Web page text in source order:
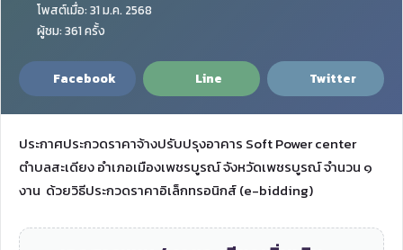
โพสต์เมื่อ: 31 ม.ค. 2568
ผู้ชม: 361 ครั้ง
Facebook Line Twitter
ประกาศประกวดราคาจ้างปรับปรุงอาคาร Soft Power center
ตำบลสะเดียง อำเภอเมืองเพชรบูรณ์ จังหวัดเพชรบูรณ์ จำนวน ๑
งาน ด้วยวิธีประกวดราคาอิเล็กทรอนิกส์ (e-bidding)